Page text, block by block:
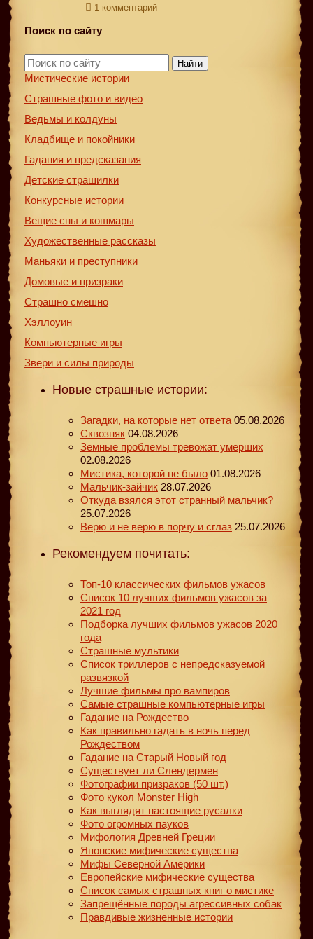
1 комментарий
Поиск по сайту
Найти
Мистические истории
Страшные фото и видео
Ведьмы и колдуны
Кладбище и покойники
Гадания и предсказания
Детские страшилки
Конкурсные истории
Вещие сны и кошмары
Художественные рассказы
Маньяки и преступники
Домовые и призраки
Страшно смешно
Хэллоуин
Компьютерные игры
Звери и силы природы
Новые страшные истории:
Загадки, на которые нет ответа 05.08.2026
Сквозняк 04.08.2026
Земные проблемы тревожат умерших
02.08.2026
Мистика, которой не было 01.08.2026
Мальчик-зайчик 28.07.2026
Откуда взялся этот странный мальчик?
25.07.2026
Верю и не верю в порчу и сглаз 25.07.2026
Рекомендуем почитать:
Топ-10 классических фильмов ужасов
Список 10 лучших фильмов ужасов за
2021 год
Подборка лучших фильмов ужасов 2020
года
Страшные мультики
Список триллеров с непредсказуемой
развязкой
Лучшие фильмы про вампиров
Самые страшные компьютерные игры
Гадание на Рождество
Как правильно гадать в ночь перед
Рождеством
Гадание на Старый Новый год
Существует ли Слендермен
Фотографии призраков (50 шт.)
Фото кукол Monster High
Как выглядят настоящие русалки
Фото огромных пауков
Мифология Древней Греции
Японские мифические существа
Мифы Северной Америки
Европейские мифические существа
Список самых страшных книг о мистике
Запрещённые породы агрессивных собак
Правдивые жизненные истории